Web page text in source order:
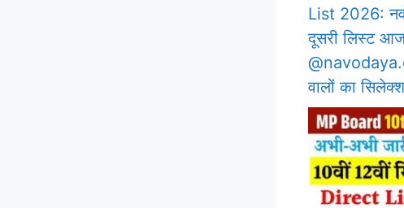
List 2026:
दूसरी लिस्ट आज
वालों का